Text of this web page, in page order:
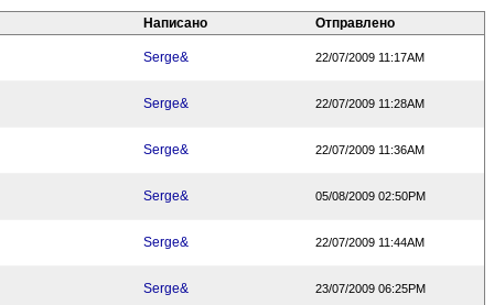
Написано Отправлено
Serge& 22/07/2009 11:17AM
Serge& 22/07/2009 11:28AM
Serge& 22/07/2009 11:36AM
Serge& 05/08/2009 02:50PM
Serge& 22/07/2009 11:44AM
Serge& 23/07/2009 06:25PM